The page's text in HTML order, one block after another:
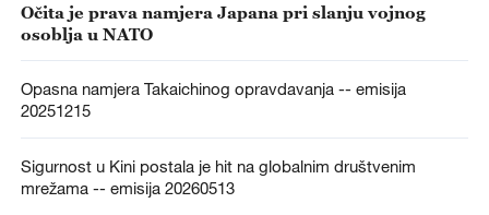
Očita je prava namjera Japana pri slanju vojnog
osoblja u NATO
Opasna namjera Takaichinog opravdavanja -- emisija
20251215
Sigurnost u Kini postala je hit na globalnim društvenim
mrežama -- emisija 20260513